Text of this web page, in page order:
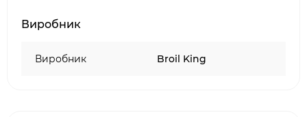
Виробник
Виробник Broil King